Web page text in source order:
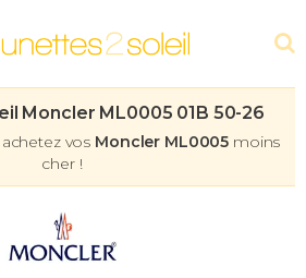
Moncler ML0005 01B 50-26
vos Moncler ML0005 moins
cher !